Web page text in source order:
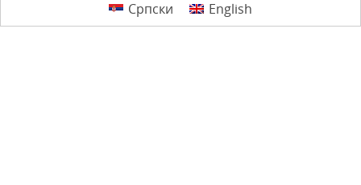
Српски English